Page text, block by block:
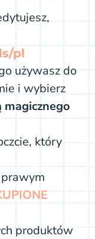
pl
używasz do
i wybierz
który
produktów